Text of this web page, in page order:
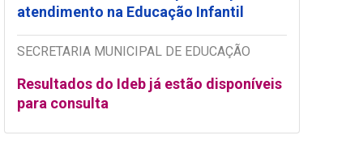
atendimento na Educação Infantil
SECRETARIA MUNICIPAL DE EDUCAÇÃO
Resultados do Ideb já estão disponíveis
para consulta